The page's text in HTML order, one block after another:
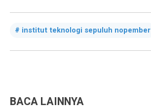
institut teknologi sepuluh nopember
BACA LAINNYA